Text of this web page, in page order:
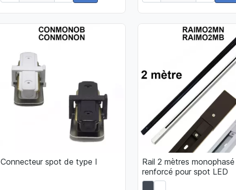
Ajouter au panier
 Aperçu rapide
Connecteur spot de type I  Aperçu rapide
Rail 2 mètres monophasé
renforcé pour spot LED